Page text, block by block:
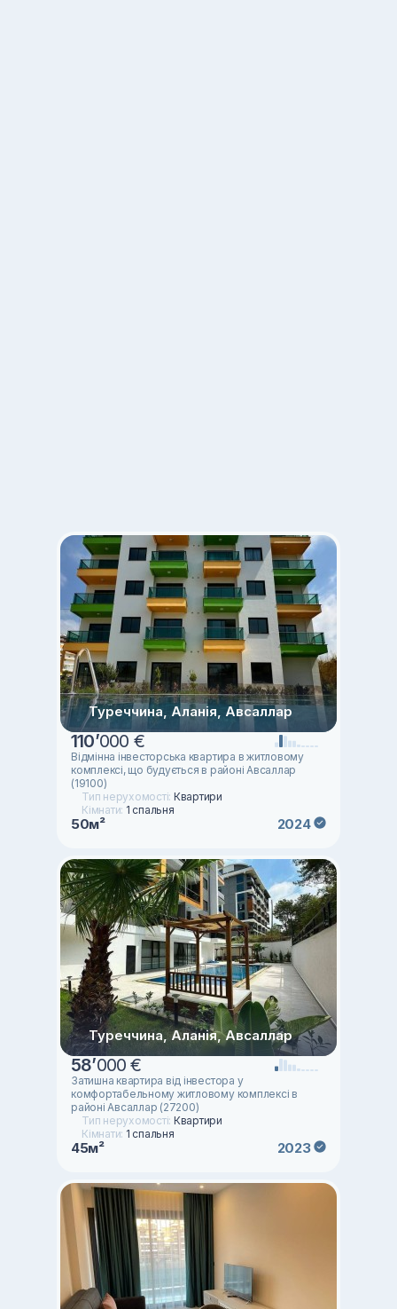
Туреччина, Аланія, Авсаллар
110’000 €
Відмінна інвесторська квартира в житловому
комплексі, що будується в районі Авсаллар
(19100)
Тип нерухомості: Квартири
Кімнати: 1 спальня
50м² 2024
Туреччина, Аланія, Авсаллар
58’000 €
Затишна квартира від інвестора у
комфортабельному житловому комплексі в
районі Авсаллар (27200)
Тип нерухомості: Квартири
Кімнати: 1 спальня
45м² 2023